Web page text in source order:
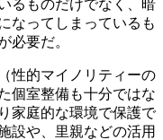
るものだけでなく、暗
なってしまっているも
必要だ。
性的マイノリティーの
個室整備も十分ではな
家庭的な環境で保護で
設や、里親などの活用